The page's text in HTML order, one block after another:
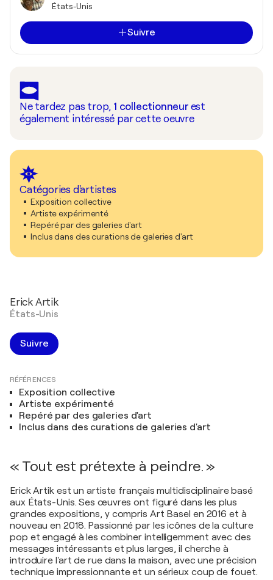
États-Unis
Suivre
Ne tardez pas trop, 1 collectionneur est
également intéressé par cette oeuvre
Catégories d'artistes
Exposition collective
Artiste expérimenté
Repéré par des galeries d'art
Inclus dans des curations de galeries d'art
Erick Artik
États-Unis
Suivre
RÉFÉRENCES
Exposition collective
Artiste expérimenté
Repéré par des galeries d'art
Inclus dans des curations de galeries d'art
« Tout est prétexte à peindre. »
Erick Artik est un artiste français multidisciplinaire basé
aux États-Unis. Ses œuvres ont figuré dans les plus
grandes expositions, y compris Art Basel en 2016 et à
nouveau en 2018. Passionné par les icônes de la culture
pop et engagé à les combiner intelligemment avec des
messages intéressants et plus larges, il cherche à
introduire l'art de rue dans la maison, avec une précision
technique impressionnante et un sérieux coup de fouet.